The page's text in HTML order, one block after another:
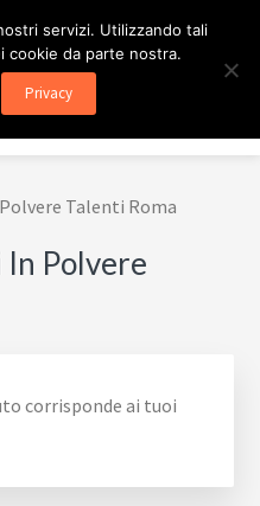
Talenti Roma
Polvere
corrisponde ai tuoi
servizi. Utilizzando tali
cookie da parte nostra.
Privacy